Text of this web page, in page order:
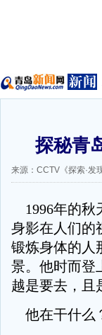
探秘青
来源：CCTV《探索·发现
1996年的秋
身影在人们的
锻炼身体的人
景。他时而登
越是要去，且
他在干什么